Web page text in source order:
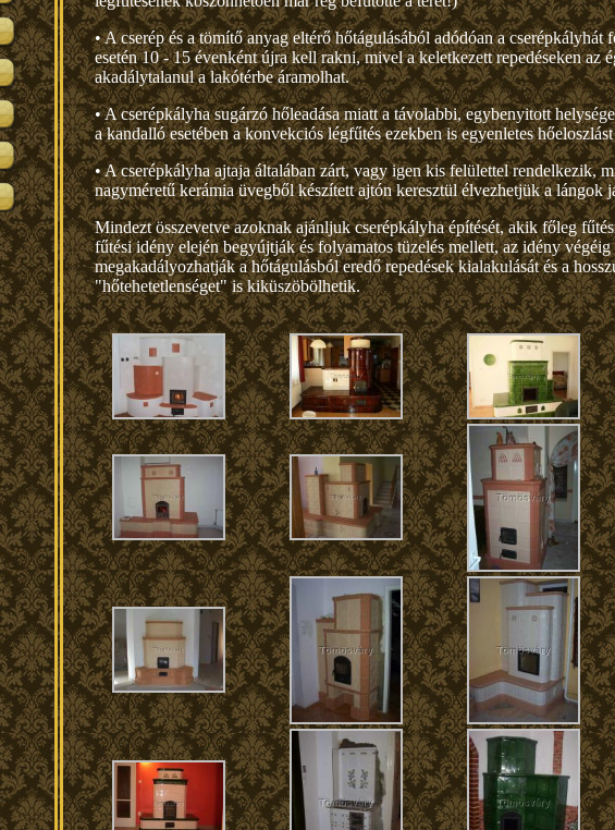
• A cserép és a tömítő anyag eltérő hőtágulásából adódóan a cserépkályhát
esetén 10 - 15 évenként újra kell rakni, mivel a keletkezett repedéseken az
akadálytalanul a lakótérbe áramolhat.
• A cserépkályha sugárzó hőleadása miatt a távolabbi, egybenyitott
a kandalló esetében a konvekciós légfűtés ezekben is egyenletes
• A cserépkályha ajtaja általában zárt, vagy igen kis felülettel rendelkezik,
nagyméretű kerámia üvegből készített ajtón keresztül élvezhetjük a lángok
Mindezt összevetve azoknak ajánljuk cserépkályha építését, akik főleg
fűtési idény elején begyújtják és folyamatos tüzelés mellett, az idény
megakadályozhatják a hőtágulásból eredő repedések kialakulását és a
"hőtehetetlenséget" is kiküszöbölhetik.